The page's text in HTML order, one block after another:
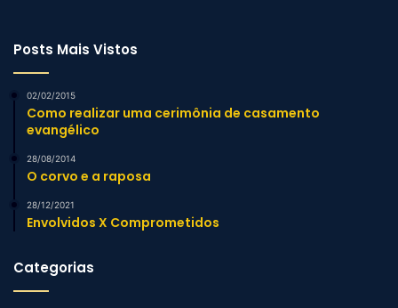
Posts Mais Vistos
02/02/2015
Como realizar uma cerimônia de casamento
evangélico
28/08/2014
O corvo e a raposa
28/12/2021
Envolvidos X Comprometidos
Categorias